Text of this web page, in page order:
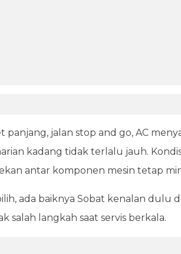
panjang, jalan stop and go, AC
kadang tidak terlalu jauh.
antar komponen mesin tetap
ada baiknya Sobat kenalan dulu
salah langkah saat servis berkala.